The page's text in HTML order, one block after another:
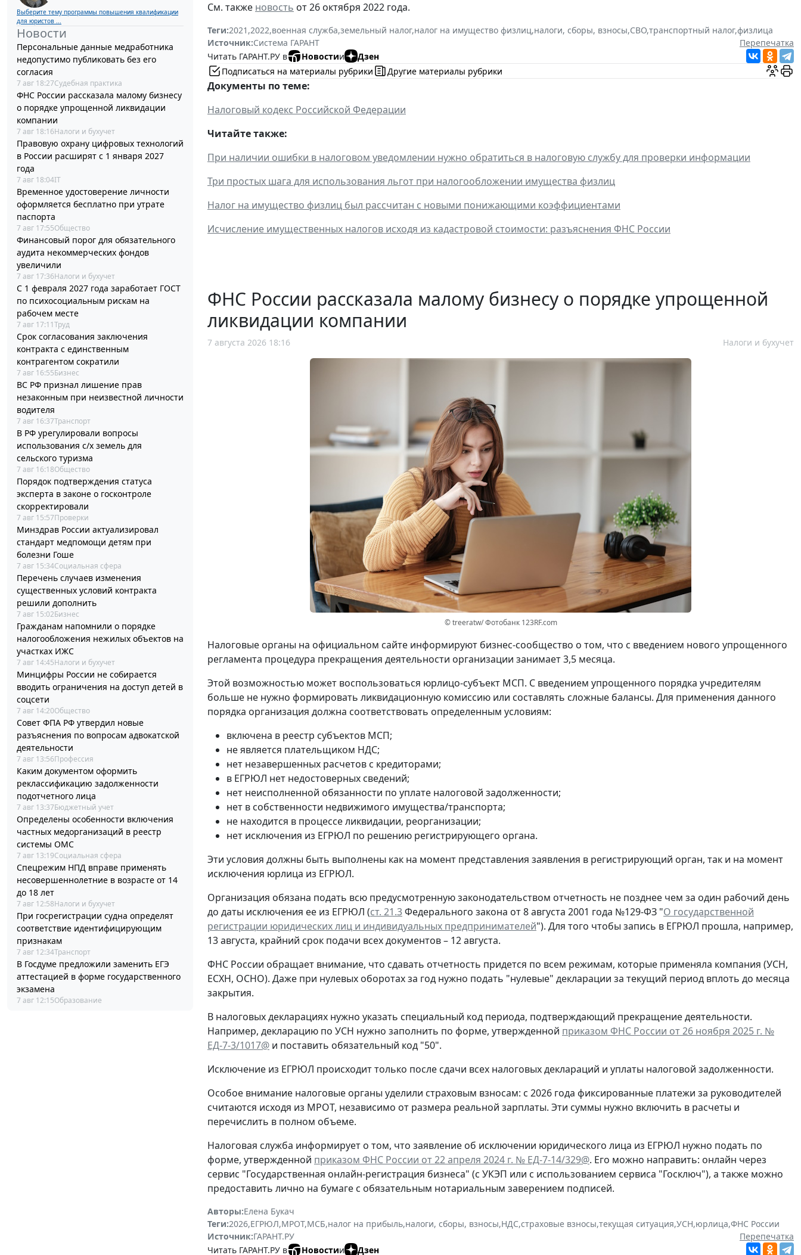
Выберите тему программы повышения квалификации
для юристов ...
Новости
Персональные данные медработника
недопустимо публиковать без его
согласия
7 авг 18:27Судебная практика
ФНС России рассказала малому бизнесу
о порядке упрощенной ликвидации
компании
7 авг 18:16Налоги и бухучет
Правовую охрану цифровых технологий
в России расширят с 1 января 2027
года
7 авг 18:04IT
Временное удостоверение личности
оформляется бесплатно при утрате
паспорта
7 авг 17:55Общество
Финансовый порог для обязательного
аудита некоммерческих фондов
увеличили
7 авг 17:36Налоги и бухучет
С 1 февраля 2027 года заработает ГОСТ
по психосоциальным рискам на
рабочем месте
7 авг 17:11Труд
Срок согласования заключения
контракта с единственным
контрагентом сократили
7 авг 16:55Бизнес
ВС РФ признал лишение прав
незаконным при неизвестной личности
водителя
7 авг 16:37Транспорт
В РФ урегулировали вопросы
использования с/х земель для
сельского туризма
7 авг 16:18Общество
Порядок подтверждения статуса
эксперта в законе о госконтроле
скорректировали
7 авг 15:57Проверки
Минздрав России актуализировал
стандарт медпомощи детям при
болезни Гоше
7 авг 15:34Социальная сфера
Перечень случаев изменения
существенных условий контракта
решили дополнить
7 авг 15:02Бизнес
Гражданам напомнили о порядке
налогообложения нежилых объектов на
участках ИЖС
7 авг 14:45Налоги и бухучет
Минцифры России не собирается
вводить ограничения на доступ детей в
соцсети
7 авг 14:20Общество
Совет ФПА РФ утвердил новые
разъяснения по вопросам адвокатской
деятельности
7 авг 13:56Профессия
Каким документом оформить
реклассификацию задолженности
подотчетного лица
7 авг 13:37Бюджетный учет
Определены особенности включения
частных медорганизаций в реестр
системы ОМС
7 авг 13:19Социальная сфера
Спецрежим НПД вправе применять
несовершеннолетние в возрасте от 14
до 18 лет
7 авг 12:58Налоги и бухучет
При госрегистрации судна определят
соответствие идентифицирующим
признакам
7 авг 12:34Транспорт
В Госдуме предложили заменить ЕГЭ
аттестацией в форме государственного
экзамена
7 авг 12:15Образование
См. также новость от 26 октября 2022 года.
Теги:2021 ,2022,военная служба,земельный налог,налог на имущество физлиц,налоги, сборы, взносы,СВО,транспортный налог,физлица
Источник:Система ГАРАНТ
Перепечатка
Читать ГАРАНТ.РУ в
Новостии
Дзен
Подписаться на материалы рубрики
Другие материалы рубрики
Документы по теме:
Налоговый кодекс Российской Федерации
Читайте также:
При наличии ошибки в налоговом уведомлении нужно обратиться в налоговую службу для проверки информации
Три простых шага для использования льгот при налогообложении имущества физлиц
Налог на имущество физлиц был рассчитан с новыми понижающими коэффициентами
Исчисление имущественных налогов исходя из кадастровой стоимости: разъяснения ФНС России
ФНС России рассказала малому бизнесу о порядке упрощенной
ликвидации компании
7 августа 2026 18:16 Налоги и бухучет
© treeratw/ Фотобанк 123RF.com
Налоговые органы на официальном сайте информируют бизнес-сообщество о том, что с введением нового упрощенного
регламента процедура прекращения деятельности организации занимает 3,5 месяца.
Этой возможностью может воспользоваться юрлицо-субъект МСП. С введением упрощенного порядка учредителям
больше не нужно формировать ликвидационную комиссию или составлять сложные балансы. Для применения данного
порядка организация должна соответствовать определенным условиям:
включена в реестр субъектов МСП;
не является плательщиком НДС;
нет незавершенных расчетов с кредиторами;
в ЕГРЮЛ нет недостоверных сведений;
нет неисполненной обязанности по уплате налоговой задолженности;
нет в собственности недвижимого имущества/транспорта;
не находится в процессе ликвидации, реорганизации;
нет исключения из ЕГРЮЛ по решению регистрирующего органа.
Эти условия должны быть выполнены как на момент представления заявления в регистрирующий орган, так и на момент
исключения юрлица из ЕГРЮЛ.
Организация обязана подать всю предусмотренную законодательством отчетность не позднее чем за один рабочий день
до даты исключения ее из ЕГРЮЛ (ст. 21.3Федерального закона от 8 августа 2001 года №129-ФЗ "О государственной
регистрации юридических лиц и индивидуальных предпринимателей"). Для того чтобы запись в ЕГРЮЛ прошла, например,
13 августа, крайний срок подачи всех документов – 12 августа.
ФНС России обращает внимание, что сдавать отчетность придется по всем режимам, которые применяла компания (УСН,
ЕСХН, ОСНО). Даже при нулевых оборотах за год нужно подать "нулевые" декларации за текущий период вплоть до месяца
закрытия.
В налоговых декларациях нужно указать специальный код периода, подтверждающий прекращение деятельности.
Например, декларацию по УСН нужно заполнить по форме, утвержденной приказом ФНС России от 26 ноября 2025 г. №
ЕД-7-3/1017@ и поставить обязательный код "50".
Исключение из ЕГРЮЛ происходит только после сдачи всех налоговых деклараций и уплаты налоговой задолженности.
Особое внимание налоговые органы уделили страховым взносам: с 2026 года фиксированные платежи за руководителей
считаются исходя из МРОТ, независимо от размера реальной зарплаты. Эти суммы нужно включить в расчеты и
перечислить в полном объеме.
Налоговая служба информирует о том, что заявление об исключении юридического лица из ЕГРЮЛ нужно подать по
форме, утвержденной приказом ФНС России от 22 апреля 2024 г. № ЕД-7-14/329@. Его можно направить: онлайн через
сервис "Государственная онлайн-регистрация бизнеса" (с УКЭП или с использованием сервиса "Госключ"), а также можно
предоставить лично на бумаге с обязательным нотариальным заверением подписей.
Авторы:Елена Букач
Теги:2026,ЕГРЮЛ,МРОТ,МСБ,налог на прибыль,налоги, сборы, взносы,НДС,страховые взносы,текущая ситуация,УСН,юрлица,ФНС России
Источник:ГАРАНТ.РУ
Перепечатка
Читать ГАРАНТ.РУ в
Новостии Дзен